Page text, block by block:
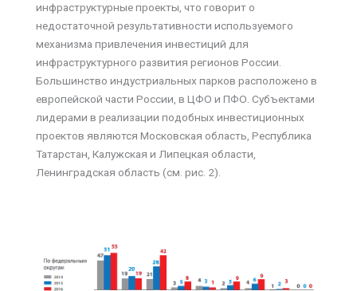
инфраструктурные проекты, что говорит о
недостаточной результативности используемого
механизма привлечения инвестиций для
инфраструктурного развития регионов России.
Большинство индустриальных парков расположено в
европейской части России, в ЦФО и ПФО. Субъектами
лидерами в реализации подобных инвестиционных
проектов являются Московская область, Республика
Татарстан, Калужская и Липецкая области,
Ленинградская область (см. рис. 2).